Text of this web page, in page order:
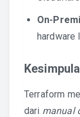
On-
hardware
Terraform
dari manual